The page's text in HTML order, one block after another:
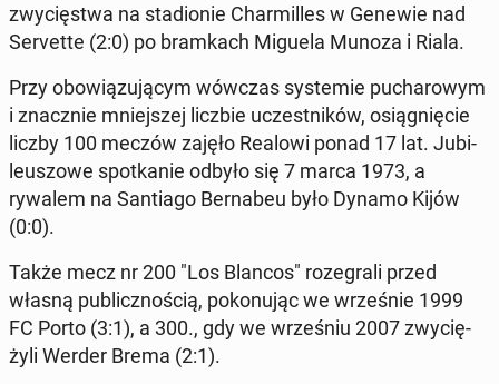
zwy­cię­stwa na sta­dio­nie Char­mil­les w Genewie nad
Se­rvet­te (2:0) po bram­kach Miguela Munoza i Riala.
Przy obo­wią­zu­ją­cym wówczas sys­te­mie pu­cha­ro­wym
i znacz­nie mniej­szej liczbie uczest­ni­ków, osią­gnię­cie
liczby 100 meczów zajęło Realowi ponad 17 lat. Ju­bi­
le­uszo­we spo­tka­nie odbyło się 7 marca 1973, a
rywalem na San­tia­go Ber­na­beu było Dynamo Kijów
(0:0).
Także mecz nr 200 "Los Blancos" ro­ze­gra­li przed
własną pu­blicz­no­ścią, po­ko­nu­jąc we wrze­śnie 1999
FC Porto (3:1), a 300., gdy we wrze­śniu 2007 zwy­cię­
ży­li Werder Brema (2:1).